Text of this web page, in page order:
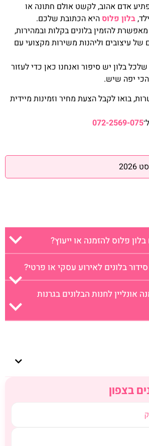
בצפון
אדם אהוב, לקשט אולם חתונה או
בלון פלוסהיא הכתובת שלכם.
מאפשרת להזמין בלונים בקלות ובמהירות,
של עיצובים וליהנות משירות מקצועי עם
בלון יש סיפור ואנחנו כאן כדי לעזור
יפה שיש.
בואו לקבל הצעת מחיר וזמינות מיידית
072-2569-075
פלוס להזמנה או ייעוץ?
בלונים לאירוע עסקי או פרטי?
אונליין לחנות הבלונים בגרנות